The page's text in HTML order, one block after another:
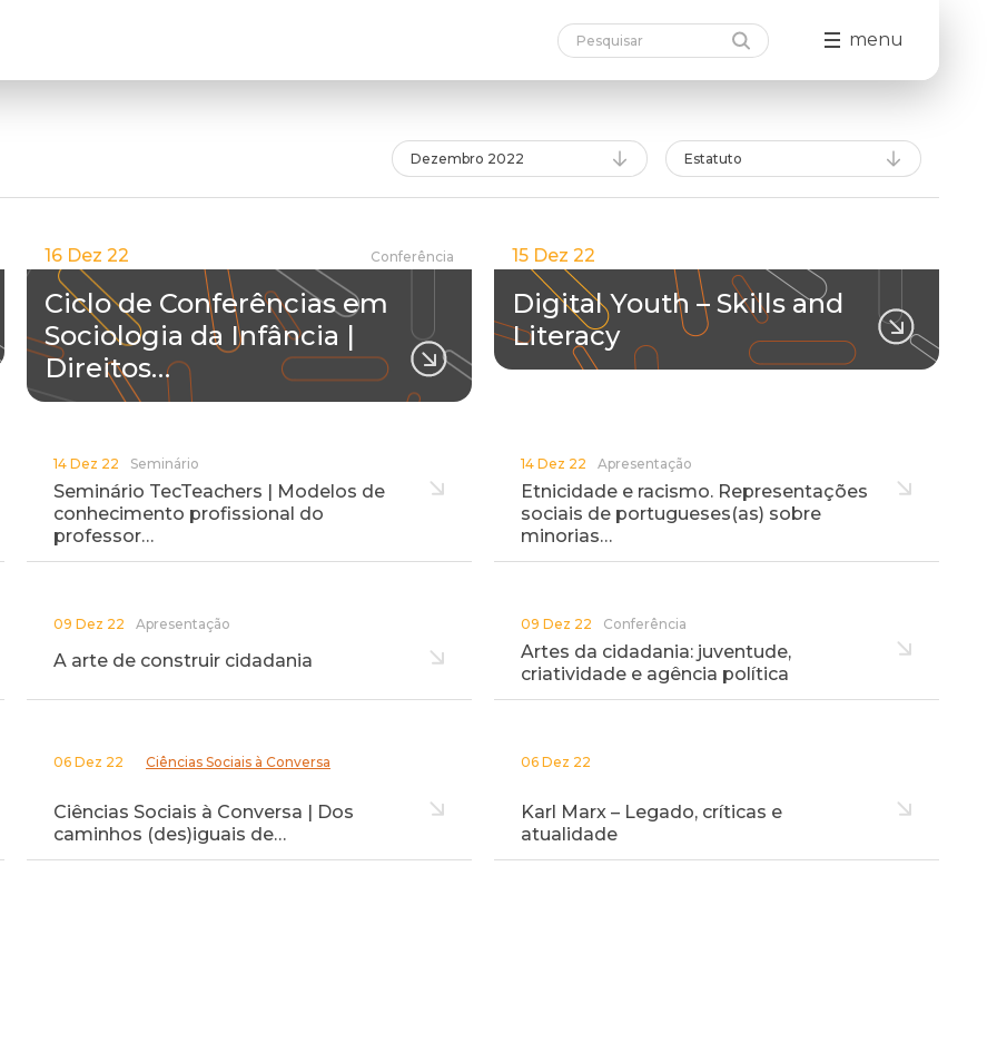
menu
Dezembro 2022 Estatuto
16 Dez 22 Conferência
Ciclo de Conferências em
Sociologia da Infância |
Direitos…
15 Dez 22
Digital Youth – Skills and
Literacy
14 Dez 22 Seminário
Seminário TecTeachers | Modelos de
conhecimento profissional do
professor…
14 Dez 22 Apresentação
Etnicidade e racismo. Representações
sociais de portugueses(as) sobre
minorias…
09 Dez 22 Apresentação
A arte de construir cidadania
09 Dez 22 Conferência
Artes da cidadania: juventude,
criatividade e agência política
06 Dez 22 Ciências Sociais à Conversa
Ciências Sociais à Conversa | Dos
caminhos (des)iguais de…
06 Dez 22
Karl Marx – Legado, críticas e
atualidade